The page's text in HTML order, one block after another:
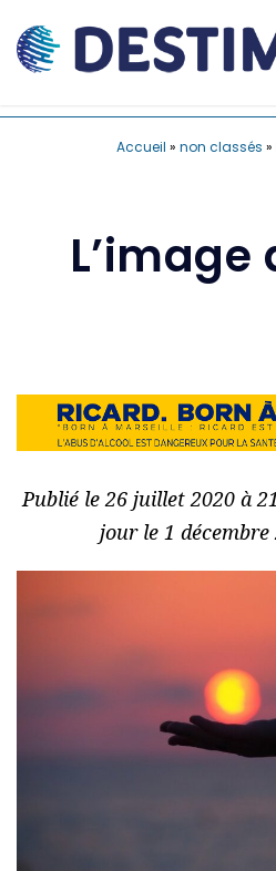
Accueil » non classés »
Publié le 26 juillet 2020 à
jour le 1 décembre